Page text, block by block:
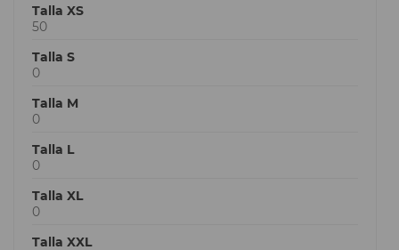
Talla XS
50
Talla S
0
Talla M
0
Talla L
0
Talla XL
0
Talla XXL